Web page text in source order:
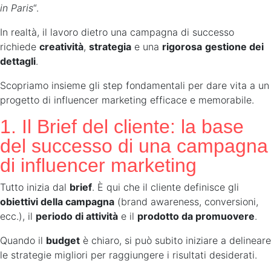
in Paris“.
In realtà, il lavoro dietro una campagna di successo
richiede creatività, strategia e una rigorosa gestione dei
dettagli.
Scopriamo insieme gli step fondamentali per dare vita a un
progetto di influencer marketing efficace e memorabile.
1. Il Brief del cliente: la base
del successo di una campagna
di influencer marketing
Tutto inizia dal brief. È qui che il cliente definisce gli
obiettivi della campagna (brand awareness, conversioni,
ecc.), il periodo di attività e il prodotto da promuovere.
Quando il budget è chiaro, si può subito iniziare a delineare
le strategie migliori per raggiungere i risultati desiderati.